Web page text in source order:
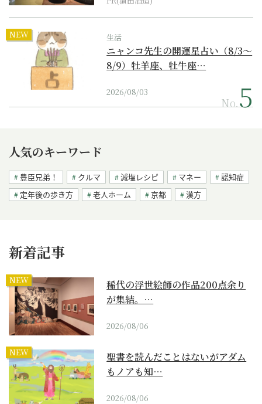
NEW 生活
ニャンコ先生の開運星占い（8/3～
8/9）牡羊座、牡牛座…
2026/08/03
No.
人気のキーワード
豊臣兄弟！ クルマ 減塩レシピ マネー
認知症
定年後の歩き方
老人ホーム 京都 漢方
新着記事
NEW
稀代の浮世絵師の作品200点余り
が集結。…
2026/08/06
NEW
聖書を読んだことはないがアダム
もノアも知…
2026/08/06